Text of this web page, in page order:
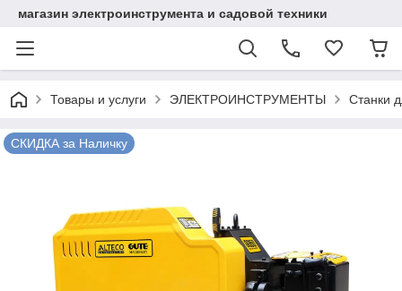
магазин электроинструмента и садовой техники
Товары и услуги ЭЛЕКТРОИНСТРУМЕНТЫ Станки
СКИДКА за Наличку